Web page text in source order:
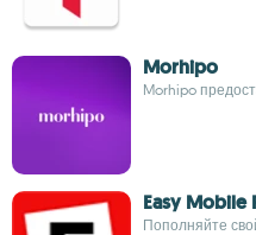
Morhipo
Morhipo
Easy Mobile
Пополняйте